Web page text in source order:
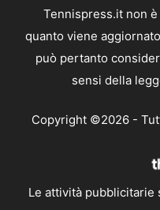
Tennispress.it non
quanto viene
può pertanto
sensi della
Copyright ©2026 -
Le attività pubblicitarie